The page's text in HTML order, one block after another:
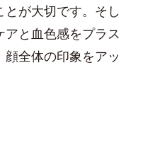
が大切です。そし
と血色感をプラス
全体の印象をアッ